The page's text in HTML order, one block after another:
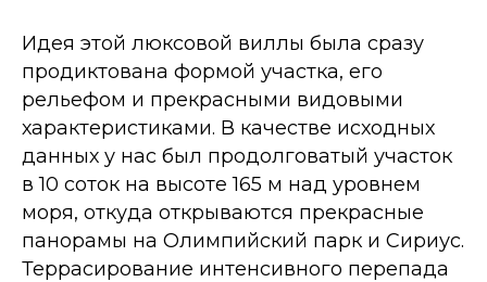
Идея этой люксовой виллы была сразу
продиктована формой участка, его
рельефом и прекрасными видовыми
характеристиками. В качестве исходных
данных у нас был продолговатый участок
в 10 соток на высоте 165 м над уровнем
моря, откуда открываются прекрасные
панорамы на Олимпийский парк и Сириус.
Террасирование интенсивного перепада